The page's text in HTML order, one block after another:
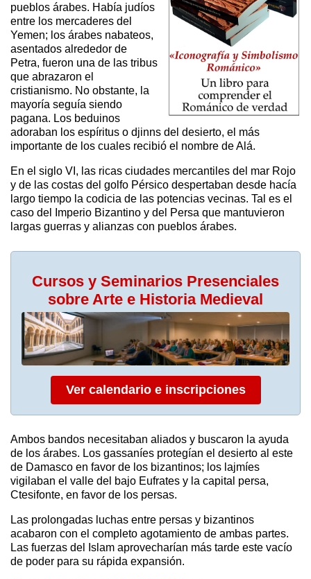
pueblos árabes. Había judíos
entre los mercaderes del
Yemen; los árabes nabateos,
asentados alrededor de
Petra, fueron una de las tribus
que abrazaron el
cristianismo. No obstante, la
mayoría seguía siendo
pagana. Los beduinos
adoraban los espíritus o djinns del desierto, el más
importante de los cuales recibió el nombre de Alá.
En el siglo VI, las ricas ciudades mercantiles del mar Rojo
y de las costas del golfo Pérsico despertaban desde hacía
largo tiempo la codicia de las potencias vecinas. Tal es el
caso del Imperio Bizantino y del Persa que mantuvieron
largas guerras y alianzas con pueblos árabes.
Cursos y Seminarios Presenciales
sobre Arte e Historia Medieval
Ver calendario e inscripciones
Ambos bandos necesitaban aliados y buscaron la ayuda
de los árabes. Los gassaníes protegían el desierto al este
de Damasco en favor de los bizantinos; los lajmíes
vigilaban el valle del bajo Eufrates y la capital persa,
Ctesifonte, en favor de los persas.
Las prolongadas luchas entre persas y bizantinos
acabaron con el completo agotamiento de ambas partes.
Las fuerzas del Islam aprovecharían más tarde este vacío
de poder para su rápida expansión.